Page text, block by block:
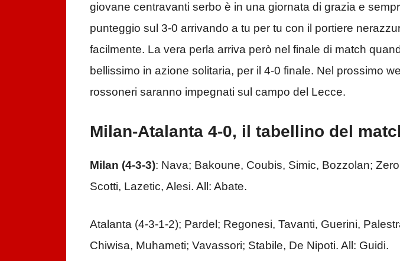
giovane centravanti serbo è in una giornata di grazia e
punteggio sul 3-0 arrivando a tu per tu con il portiere
facilmente. La vera perla arriva però nel finale di match
bellissimo in azione solitaria, per il 4-0 finale. Nel prossimo
rossoneri saranno impegnati sul campo del Lecce.
Milan-Atalanta 4-0, il tabellino del
Milan (4-3-3): Nava; Bakoune, Coubis, Simic, Bozzolan;
Scotti, Lazetic, Alesi. All: Abate.
Atalanta (4-3-1-2); Pardel; Regonesi, Tavanti, Guerini,
Chiwisa, Muhameti; Vavassori; Stabile, De Nipoti. All: Guidi.